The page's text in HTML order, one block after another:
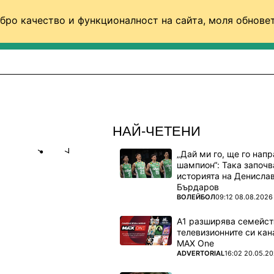
качество и функционалност на сайта, моля
НАЙ-ЧЕТЕНИ
„Дай ми го, ще го
шампион“: Така
историята на Денислав
Бърдаров
ПОВЕЧЕ ОТ
ВОЛЕЙБОЛ09:12 08.08.2026
А1 разширява
телевизионните си
MAX One
ПОВЕЧЕ ОТ
ADVERTORIAL16:02